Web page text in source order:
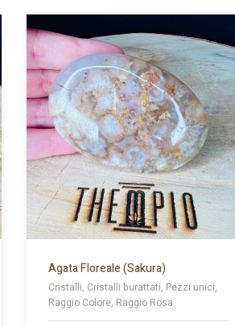
Agata Floreale (Sakura)
Cristalli, Cristalli burattati, Pezzi unici,
Raggio Colore, Raggio Rosa